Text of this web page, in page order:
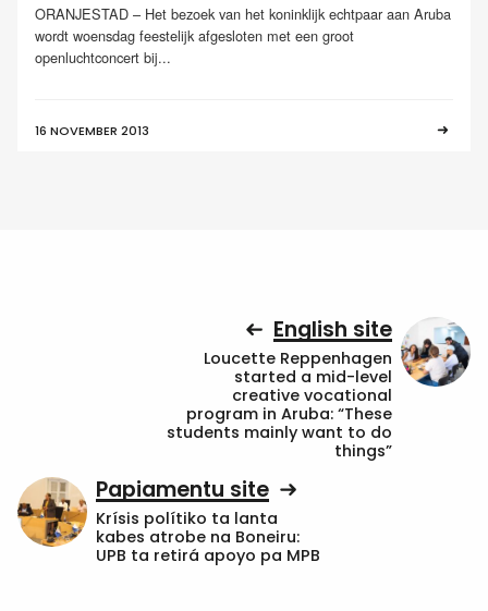
ORANJESTAD – Het bezoek van het koninklijk echtpaar aan Aruba
wordt woensdag feestelijk afgesloten met een groot
openluchtconcert bij...
16 NOVEMBER 2013
English site
Loucette Reppenhagen
started a mid-level
creative vocational
program in Aruba: “These
students mainly want to do
things”
Papiamentu site
Krísis polítiko ta lanta
kabes atrobe na Boneiru:
UPB ta retirá apoyo pa MPB